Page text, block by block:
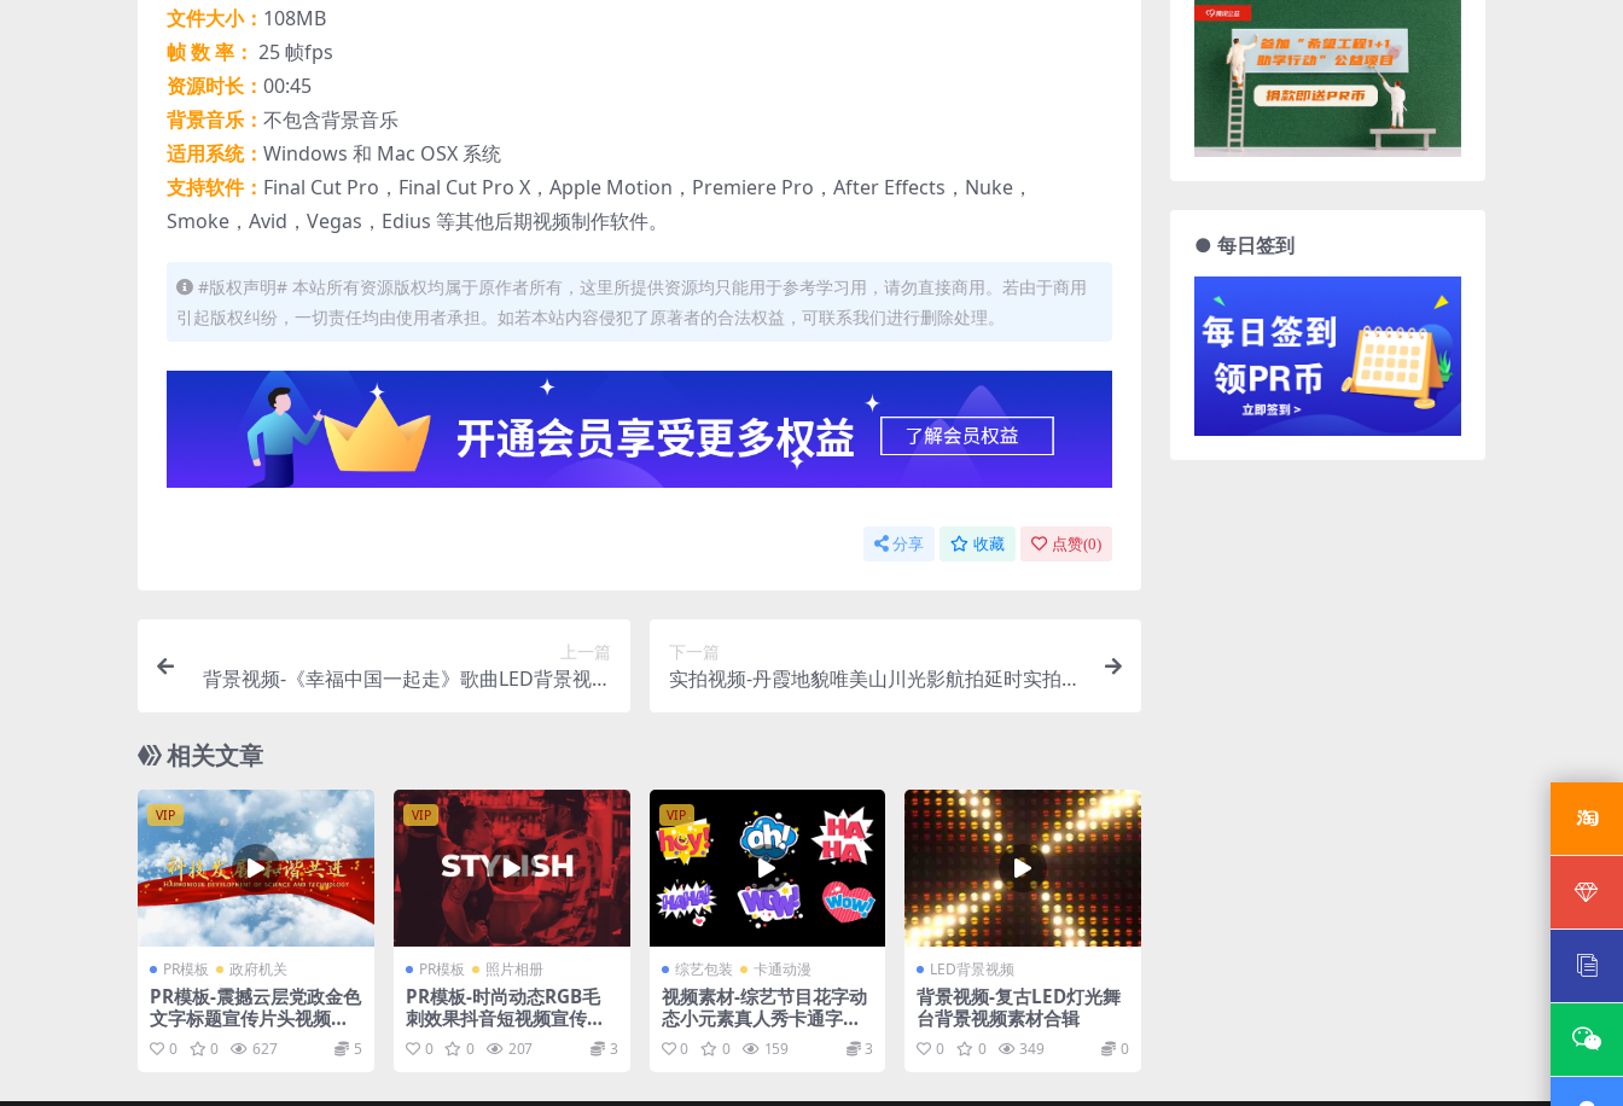
文件大小： 108MB
帧 数 率： 25 帧fps
资源时长： 00:45
背景音乐： 不包含背景音乐
适用系统： Windows 和 Mac OSX 系统
支持软件： Final Cut Pro，Final Cut Pro X，Apple Motion，Premiere Pro，After Effects，Nuke，
Smoke，Avid，Vegas，Edius 等其他后期视频制作软件。
#版权声明# 本站所有资源版权均属于原作者所有，这里所提供资源均只能用于参考学习用，请勿直接商用。若由于商用
引起版权纠纷，一切责任均由使用者承担。如若本站内容侵犯了原著者的合法权益，可联系我们进行删除处理。
分享 收藏 点赞(0)
上一篇
背景视频-《幸福中国一起走》歌曲LED背景视频
下一篇
实拍视频-丹霞地貌唯美山川光影航拍延时实拍视
相关文章
VIP
PR模板 政府机关
PR模板-震撼云层党政金色
文字标题宣传片头视频模
板 0 0 627 5
VIP
PR模板 照片相册
PR模板-时尚动态RGB毛
刺效果抖音短视频宣传展
示模板
0 0 207 3
VIP
综艺包装 卡通动漫
视频素材-综艺节目花字动
态小元素真人秀卡通字M
OV带通道
0 0 159 3
LED背景视频
背景视频-复古LED灯光舞
台背景视频素材合辑
0 0 349 0
● 每日签到